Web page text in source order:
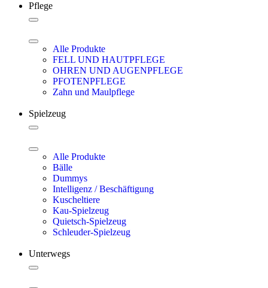
Pflege
Alle Produkte
FELL UND HAUTPFLEGE
OHREN UND AUGENPFLEGE
PFOTENPFLEGE
Zahn und Maulpflege
Spielzeug
Alle Produkte
Bälle
Dummys
Intelligenz / Beschäftigung
Kuscheltiere
Kau-Spielzeug
Quietsch-Spielzeug
Schleuder-Spielzeug
Unterwegs